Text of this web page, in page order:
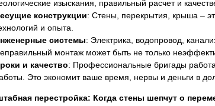
изыскания, правильный расчет и
конструкции: Стены, перекрытия, крыша –
и опыта.
системы: Электрика, водопровод,
монтаж может быть не только
и качество: Профессиональные бригады
Это экономит ваше время, нервы и деньги в
перестройка: Когда стены шепчут о